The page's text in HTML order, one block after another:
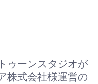
ゥーンスタジオが
株式会社様運営の